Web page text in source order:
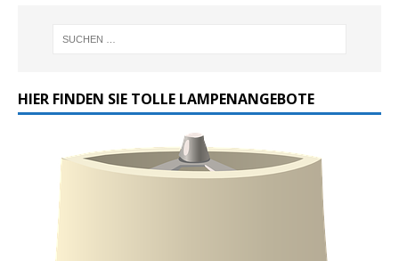
HIER FINDEN SIE TOLLE LAMPENANGEBOTE